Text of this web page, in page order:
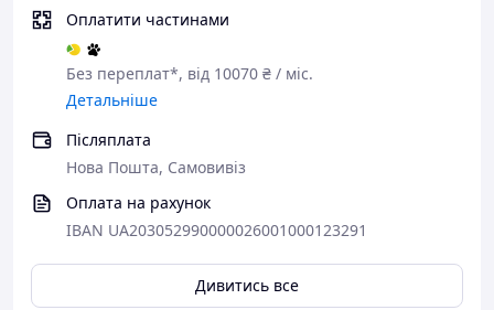
Оплатити частинами
Без переплат*, від 10070 ₴ / міс.
Детальніше
Післяплата
Нова Пошта, Самовивіз
Оплата на рахунок
IBAN UA203052990000026001000123291
Дивитись все